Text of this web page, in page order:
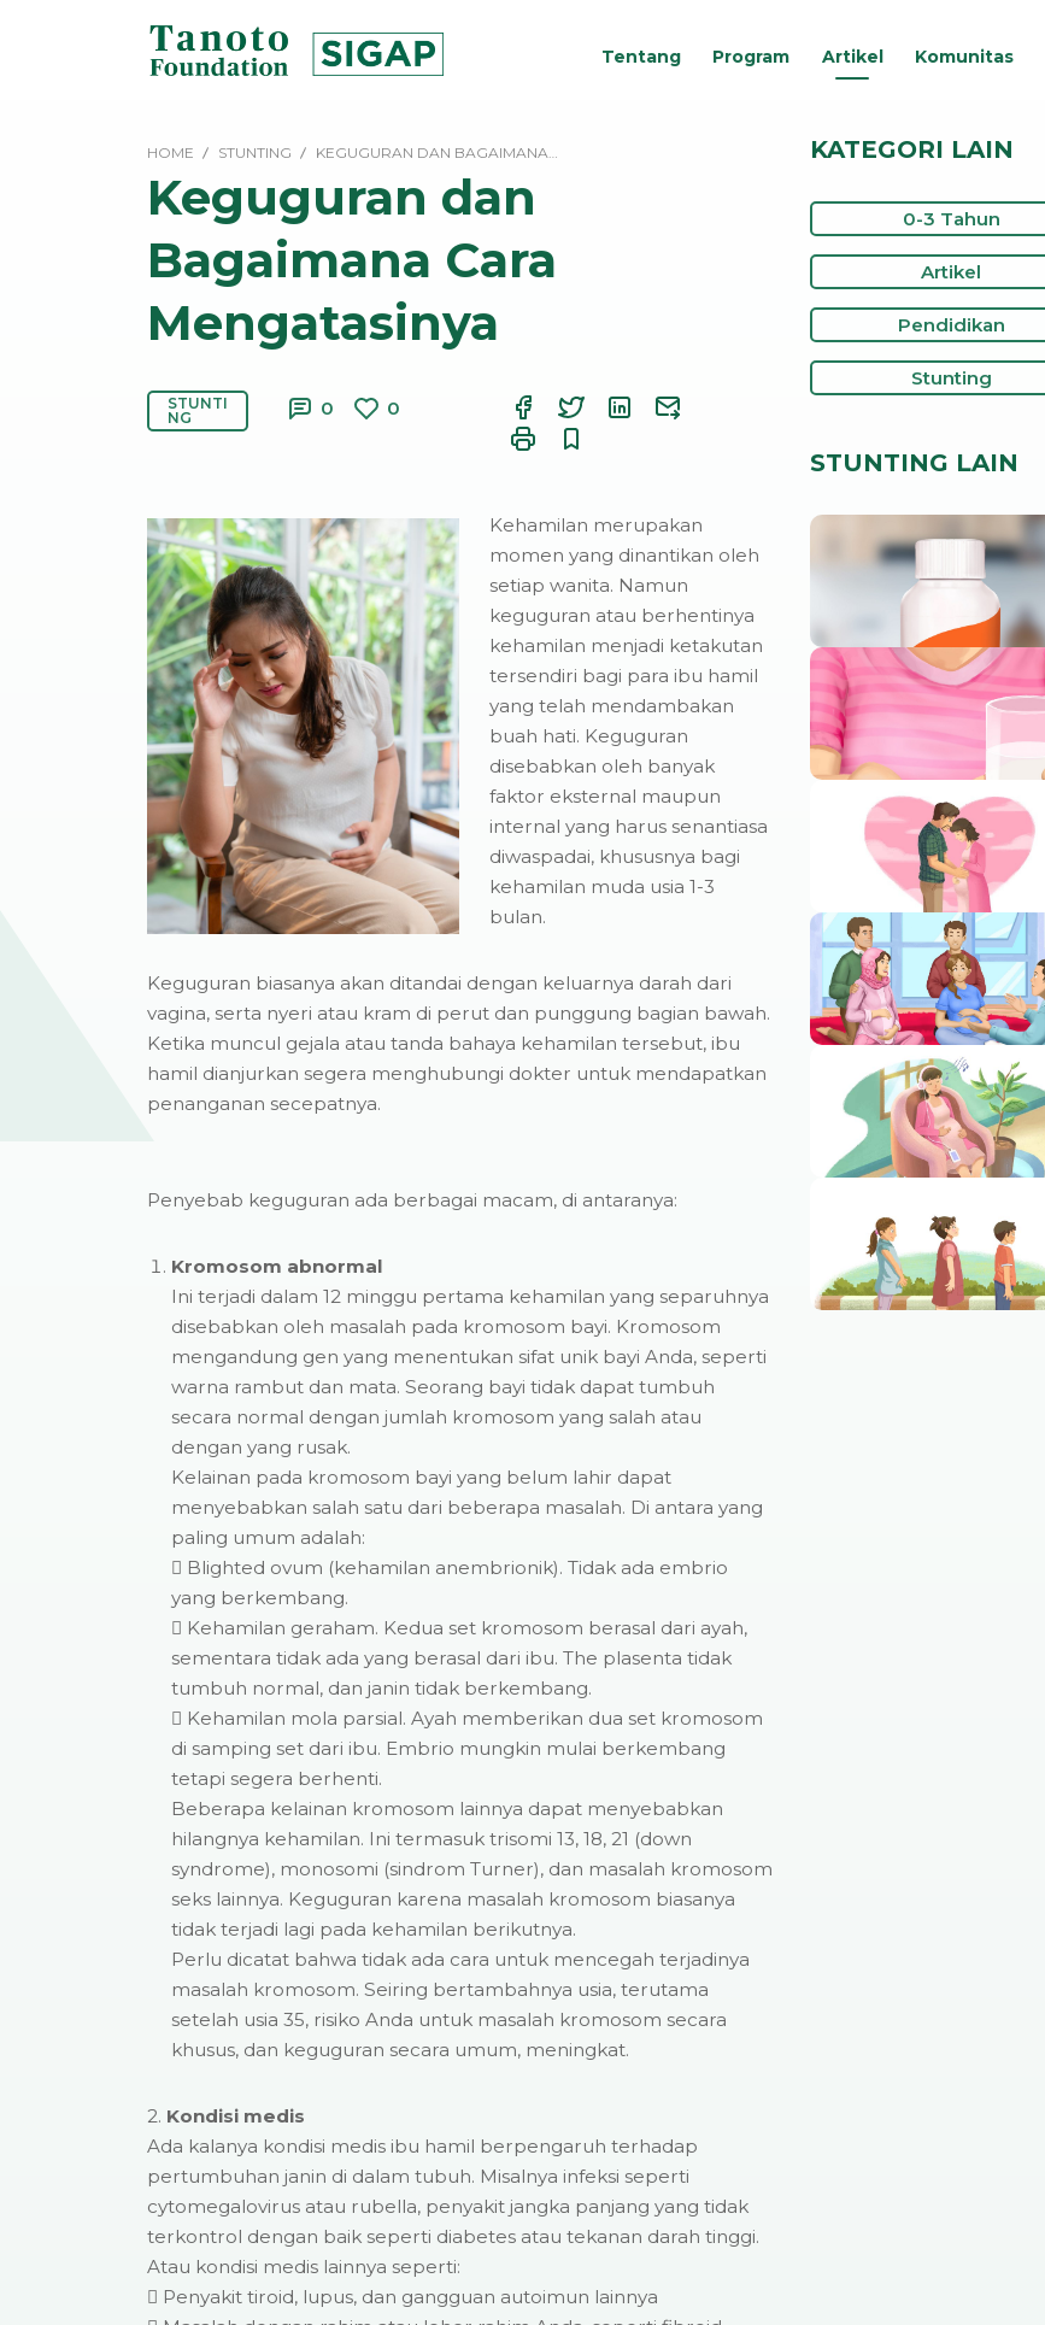
|
Foundation
Tentang Program Artikel Komunitas
HOME STUNTING KEGUGURAN DAN BAGAIMANA…
Keguguran dan
Bagaimana Cara
Mengatasinya
STUNTI
NG
0 0
Kehamilan merupakan
momen yang dinantikan oleh
setiap wanita. Namun
keguguran atau berhentinya
kehamilan menjadi ketakutan
tersendiri bagi para ibu hamil
yang telah mendambakan
buah hati. Keguguran
disebabkan oleh banyak
faktor eksternal maupun
internal yang harus senantiasa
diwaspadai, khususnya bagi
kehamilan muda usia 1-3
bulan.
Keguguran biasanya akan ditandai dengan keluarnya darah dari
vagina, serta nyeri atau kram di perut dan punggung bagian bawah.
Ketika muncul gejala atau tanda bahaya kehamilan tersebut, ibu
hamil dianjurkan segera menghubungi dokter untuk mendapatkan
penanganan secepatnya.
Penyebab keguguran ada berbagai macam, di antaranya:
Kromosom abnormal
Ini terjadi dalam 12 minggu pertama kehamilan yang separuhnya
disebabkan oleh masalah pada kromosom bayi. Kromosom
mengandung gen yang menentukan sifat unik bayi Anda, seperti
warna rambut dan mata. Seorang bayi tidak dapat tumbuh
secara normal dengan jumlah kromosom yang salah atau
dengan yang rusak.
Kelainan pada kromosom bayi yang belum lahir dapat
menyebabkan salah satu dari beberapa masalah. Di antara yang
paling umum adalah:
 Blighted ovum (kehamilan anembrionik). Tidak ada embrio
yang berkembang.
 Kehamilan geraham. Kedua set kromosom berasal dari ayah,
sementara tidak ada yang berasal dari ibu. The plasenta tidak
tumbuh normal, dan janin tidak berkembang.
 Kehamilan mola parsial. Ayah memberikan dua set kromosom
di samping set dari ibu. Embrio mungkin mulai berkembang
tetapi segera berhenti.
Beberapa kelainan kromosom lainnya dapat menyebabkan
hilangnya kehamilan. Ini termasuk trisomi 13, 18, 21 (down
syndrome), monosomi (sindrom Turner), dan masalah kromosom
seks lainnya. Keguguran karena masalah kromosom biasanya
tidak terjadi lagi pada kehamilan berikutnya.
Perlu dicatat bahwa tidak ada cara untuk mencegah terjadinya
masalah kromosom. Seiring bertambahnya usia, terutama
setelah usia 35, risiko Anda untuk masalah kromosom secara
khusus, dan keguguran secara umum, meningkat.
2. Kondisi medis
Ada kalanya kondisi medis ibu hamil berpengaruh terhadap
pertumbuhan janin di dalam tubuh. Misalnya infeksi seperti
cytomegalovirus atau rubella, penyakit jangka panjang yang tidak
terkontrol dengan baik seperti diabetes atau tekanan darah tinggi.
Atau kondisi medis lainnya seperti:
 Penyakit tiroid, lupus, dan gangguan autoimun lainnya
KATEGORI LAIN
0-3 Tahun
Artikel
Pendidikan
Stunting
STUNTING LAIN